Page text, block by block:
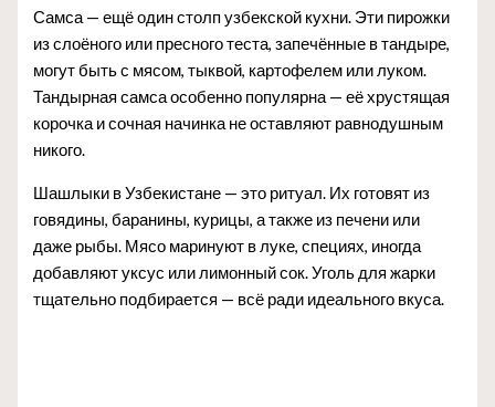
Самса — ещё один столп узбекской кухни. Эти пирожки
из слоёного или пресного теста, запечённые в тандыре,
могут быть с мясом, тыквой, картофелем или луком.
Тандырная самса особенно популярна — её хрустящая
корочка и сочная начинка не оставляют равнодушным
никого.
Шашлыки в Узбекистане — это ритуал. Их готовят из
говядины, баранины, курицы, а также из печени или
даже рыбы. Мясо маринуют в луке, специях, иногда
добавляют уксус или лимонный сок. Уголь для жарки
тщательно подбирается — всё ради идеального вкуса.